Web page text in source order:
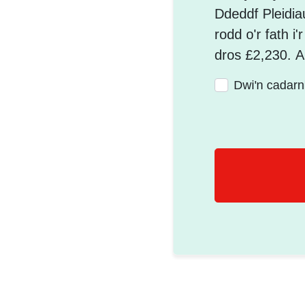
Ddeddf
rodd o'r fath
dros £2,230.
Dwi'n